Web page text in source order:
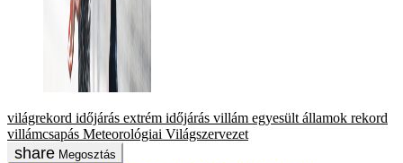
világrekord időjárás extrém időjárás villám egyesült államok rekord
villámcsapás Meteorológiai Világszervezet
Megosztás